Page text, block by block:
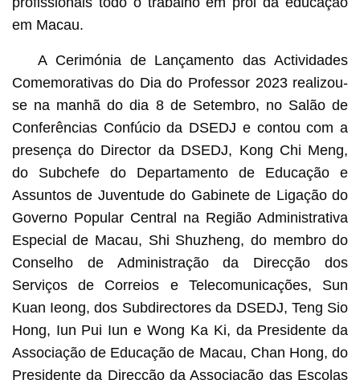
em Macau.
A Cerimónia de Lançamento das Actividades
Comemorativas do Dia do Professor 2023 realizou-
se na manhã do dia 8 de Setembro, no Salão de
Conferências Confúcio da DSEDJ e contou com a
presença do Director da DSEDJ, Kong Chi Meng,
do Subchefe do Departamento de Educação e
Assuntos de Juventude do Gabinete de Ligação do
Governo Popular Central na Região Administrativa
Especial de Macau, Shi Shuzheng, do membro do
Conselho de Administração da Direcção dos
Serviços de Correios e Telecomunicações, Sun
Kuan Ieong, dos Subdirectores da DSEDJ, Teng Sio
Hong, Iun Pui Iun e Wong Ka Ki, da Presidente da
Associação de Educação de Macau, Chan Hong, do
Presidente da Direcção da Associação das Escolas